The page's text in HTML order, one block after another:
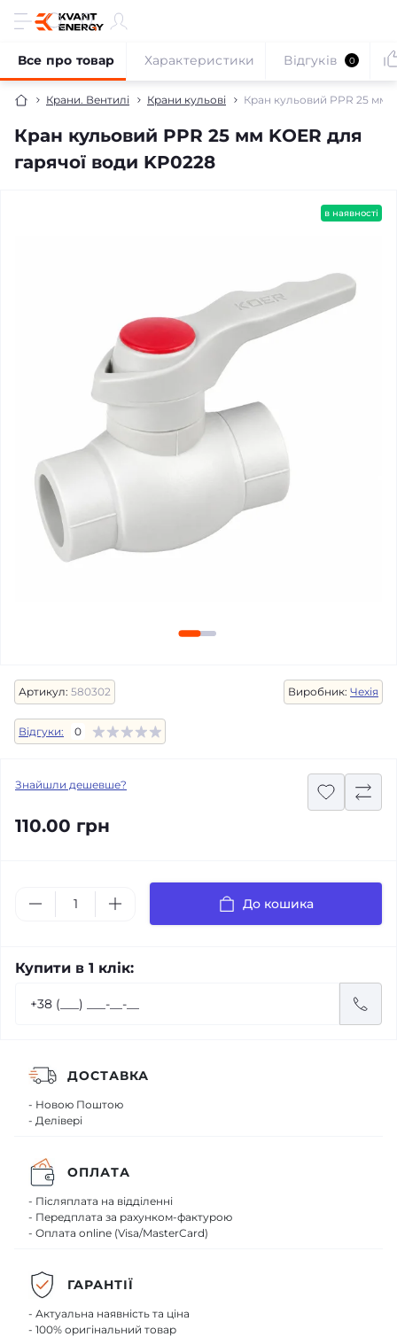
Крани. Вентилі Крани кульові Кран кульовий PPR 25 мм
Кран кульовий PPR 25 мм KOER для
гарячої води KP0228
Все про товар Характеристики Відгуків 0
в наявності
Артикул: 580302 Виробник: Чехія
Відгуки: 0
Знайшли дешевше?
110.00 грн
До кошика
Купити в 1 клік:
ДОСТАВКА
- Новою Поштою
- Делівері
ОПЛАТА
- Післяплата на відділенні
- Передплата за рахунком-фактурою
- Оплата online (Visa/MasterCard)
ГАРАНТІЇ
- Актуальна наявність та ціна
- 100% оригінальний товар